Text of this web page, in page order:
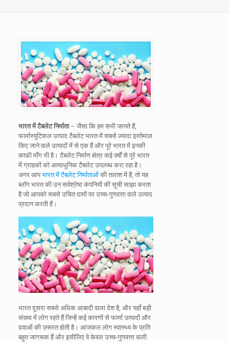
भारत में टैबलेट निर्माता – जैसा कि हम सभी जानते हैं,
फार्मास्युटिकल उत्पाद टैबलेट भारत में सबसे ज़्यादा इस्तेमाल
किए जाने वाले उत्पादों में से एक हैं और पूरे भारत में इनकी
काफ़ी माँग भी है। टैबलेट निर्माण क्षेत्र कई वर्षों से पूरे भारत
में ग्राहकों को अत्याधुनिक टैबलेट उपलब्ध करा रहा है।
अगर आपभारत में टैबलेट निर्माताओंकी तलाश में हैं, तो यह
ब्लॉग भारत की उन सर्वश्रेष्ठ कंपनियों की सूची साझा करता
है जो आपको सबसे उचित दामों पर उच्च-गुणवत्ता वाले उत्पाद
प्रदान करती हैं।
भारत दूसरा सबसे अधिक आबादी वाला देश है, और यहाँ बड़ी
संख्या में लोग रहते हैं जिन्हें कई कारणों से फार्मा उत्पादों और
दवाओं की ज़रूरत होती है। आजकल लोग स्वास्थ्य के प्रति
बहुत जागरूक हैं और इसीलिए वे केवल उच्च-गुणवत्ता वाली